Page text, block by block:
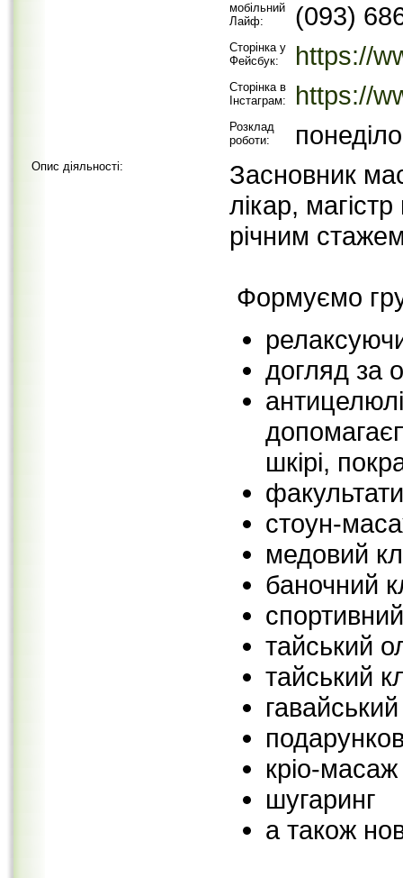
мобільний
Лайф:
(093)
Сторінка у
Фейсбук:
https://
Сторінка в
Інстаграм:
https://
Розклад
роботи:
Опис діяльності:
Засновник
лікар,
річним
Формуємо
догляд за
шкірі,
стоун-
медовий
баночний
тайський
тайський
кріо-масаж
шугаринг
а також